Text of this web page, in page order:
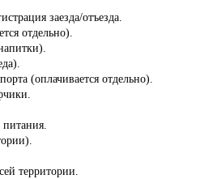
заезда/отъезда.
отдельно).
(оплачивается отдельно).
питания.
территории.